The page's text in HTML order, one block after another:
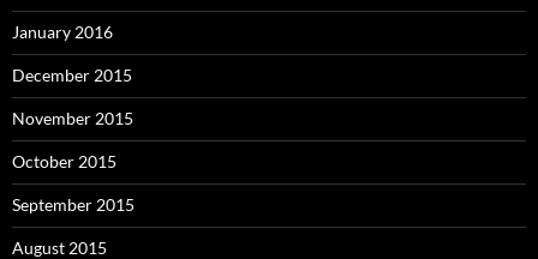
January 2016
December 2015
November 2015
October 2015
September 2015
August 2015